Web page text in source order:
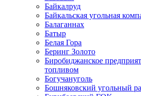
Байкалруд
Байкальская угольная
Балаганнах
Батыр
Белая Гора
Беринг Золото
Биробиджанское
топливом
Богучануголь
Бошняковский угольный